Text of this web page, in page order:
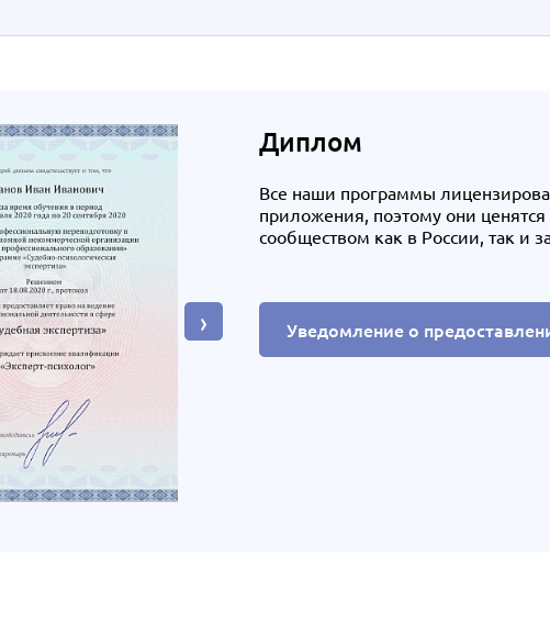
›
Диплом
Все наши программы
приложения, поэтому они
сообществом как в России, так и
Уведомление о